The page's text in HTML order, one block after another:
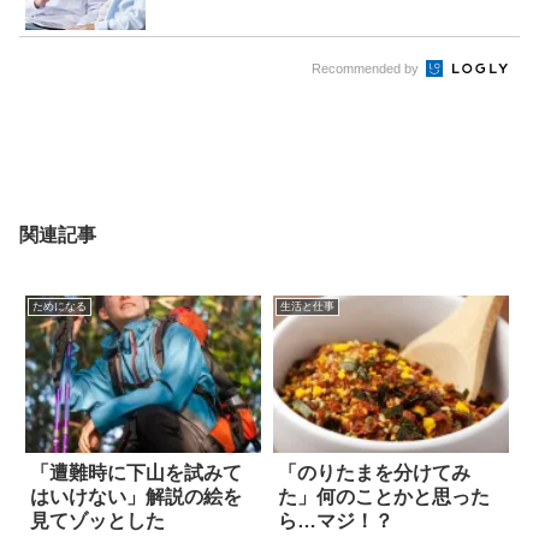
Recommended by
関連記事
ためになる
「遭難時に下山を試みて
はいけない」解説の絵を
見てゾッとした
生活と仕事
「のりたまを分けてみ
た」何のことかと思った
ら…マジ！？